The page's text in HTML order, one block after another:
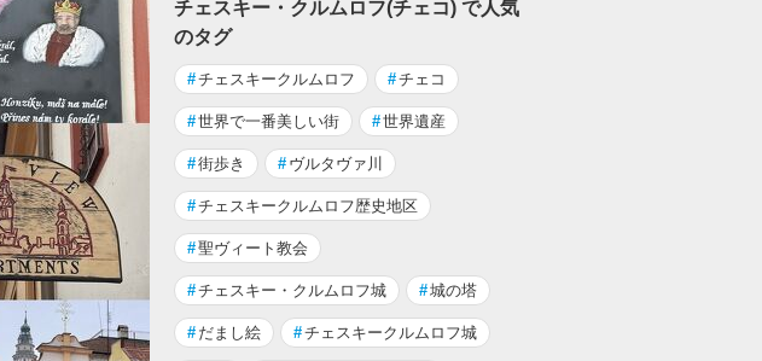
チェスキー・クルムロフ(チェコ) で人気
のタグ
#チェスキークルムロフ #チェコ
#世界で一番美しい街 #世界遺産
#街歩き # ヴルタヴァ川
#チェスキークルムロフ歴史地区
#聖ヴィート教会
#チェスキー・クルムロフ城 #城の塔
# だまし絵 #チェスキークルムロフ城